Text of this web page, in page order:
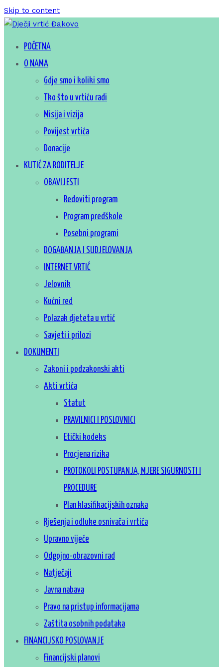
Skip to content
Dječji vrtić Đakovo
Za sretno djetinjstvo
POČETNA
O NAMA
Gdje smo i koliki smo
Tko što u vrtiću radi
Misija i vizija
Povijest vrtića
Donacije
KUTIĆ ZA RODITELJE
OBAVIJESTI
Redoviti program
Program predškole
Posebni programi
DOGAĐANJA I SUDJELOVANJA
INTERNET VRTIĆ
Jelovnik
Kućni red
Polazak djeteta u vrtić
Savjeti i prilozi
DOKUMENTI
Zakoni i podzakonski akti
Akti vrtića
Statut
PRAVILNICI I POSLOVNICI
Etički kodeks
Procjena rizika
PROTOKOLI POSTUPANJA, MJERE SIGURNOSTI I
PROCEDURE
Plan klasifikacijskih oznaka
Rješenja i odluke osnivača i vrtića
Upravno vijeće
Odgojno-obrazovni rad
Natječaji
Javna nabava
Pravo na pristup informacijama
Zaštita osobnih podataka
FINANCIJSKO POSLOVANJE
Financijski planovi